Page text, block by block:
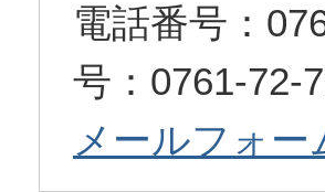
電話番号：
号：0761-72-
メールフォ